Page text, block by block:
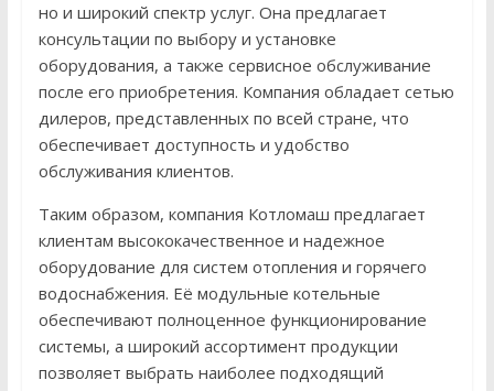
но и широкий спектр услуг. Она предлагает
консультации по выбору и установке
оборудования, а также сервисное обслуживание
после его приобретения. Компания обладает сетью
дилеров, представленных по всей стране, что
обеспечивает доступность и удобство
обслуживания клиентов.
Таким образом, компания Котломаш предлагает
клиентам высококачественное и надежное
оборудование для систем отопления и горячего
водоснабжения. Её модульные котельные
обеспечивают полноценное функционирование
системы, а широкий ассортимент продукции
позволяет выбрать наиболее подходящий